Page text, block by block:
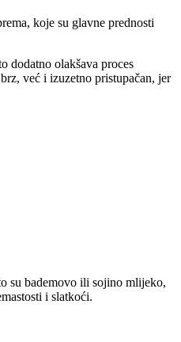
koje su glavne prednosti
dodatno olakšava proces
već i izuzetno pristupačan, jer
su bademovo ili sojino mlijeko,
i slatkoći.